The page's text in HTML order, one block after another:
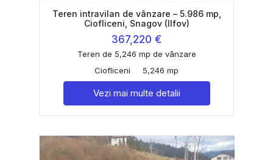
Teren intravilan de vânzare – 5.986 mp,
Ciofliceni, Snagov (Ilfov)
367,220 €
Teren de 5,246 mp de vânzare
Ciofliceni
5,246 mp
Vezi mai multe detalii